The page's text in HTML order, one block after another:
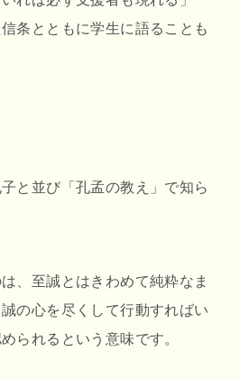
条とともに学生に語ることも
と並び「孔孟の教え」で知ら
、至誠とはきわめて純粋なま
の心を尽くして行動すればい
られるという意味です。